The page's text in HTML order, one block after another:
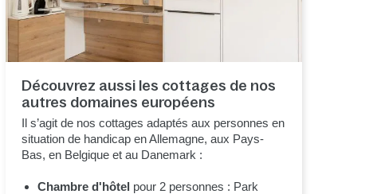
Découvrez aussi les cottages de nos
autres domaines européens
Il s’agit de nos cottages adaptés aux personnes en
situation de handicap en Allemagne, aux Pays-
Bas, en Belgique et au Danemark :
Chambre d'hôtel pour 2 personnes : Park